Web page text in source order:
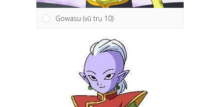
Gowasu (vũ trụ 10)